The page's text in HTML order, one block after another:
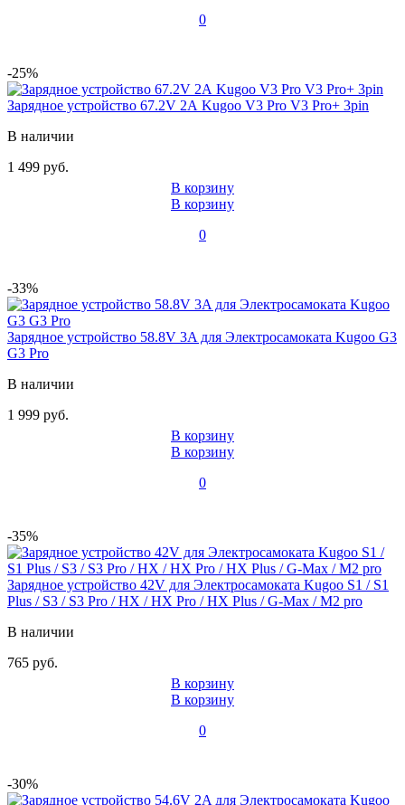
0
-25%
Зарядное устройство 67.2V 2А Kugoo V3 Pro V3 Pro+ 3pin
В наличии
1 499 руб.
В корзину
В корзину
0
-33%
Зарядное устройство 58.8V 3A для Электросамоката Kugoo G3
G3 Pro
В наличии
1 999 руб.
В корзину
В корзину
0
-35%
Зарядное устройство 42V для Электросамоката Kugoo S1 / S1
Plus / S3 / S3 Pro / HX / HX Pro / HX Plus / G-Max / M2 pro
В наличии
765 руб.
В корзину
В корзину
0
-30%